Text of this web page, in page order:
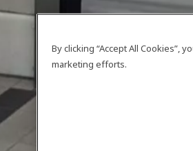
By clicking “Accept All Cookies”,
marketing efforts.